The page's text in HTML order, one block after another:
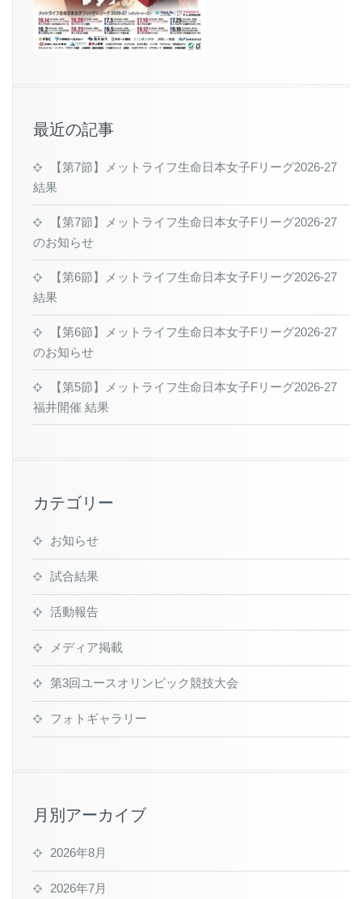
最近の記事
【第7節】メットライフ生命日本女子Fリーグ2026-27
結果
【第7節】メットライフ生命日本女子Fリーグ2026-27
のお知らせ
【第6節】メットライフ生命日本女子Fリーグ2026-27
結果
【第6節】メットライフ生命日本女子Fリーグ2026-27
のお知らせ
【第5節】メットライフ生命日本女子Fリーグ2026-27
福井開催 結果
カテゴリー
お知らせ
試合結果
活動報告
メディア掲載
第3回ユースオリンピック競技大会
フォトギャラリー
月別アーカイブ
2026年8月
2026年7月